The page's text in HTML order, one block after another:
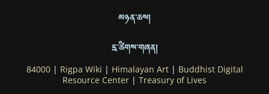
མཉན་ཆས།
དྲ་ཚིགས་གཞན།
84000| Rigpa Wiki | Himalayan Art| Buddhist Digital
Resource Center | Treasury of Lives